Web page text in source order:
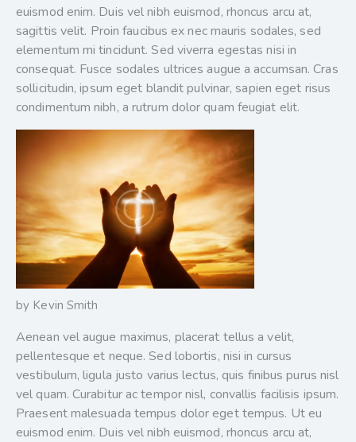
euismod enim. Duis vel nibh euismod, rhoncus arcu at,
sagittis velit. Proin faucibus ex nec mauris sodales, sed
elementum mi tincidunt. Sed viverra egestas nisi in
consequat. Fusce sodales ultrices augue a accumsan. Cras
sollicitudin, ipsum eget blandit pulvinar, sapien eget risus
condimentum nibh, a rutrum dolor quam feugiat elit.
by Kevin Smith
Aenean vel augue maximus, placerat tellus a velit,
pellentesque et neque. Sed lobortis, nisi in cursus
vestibulum, ligula justo varius lectus, quis finibus purus nisl
vel quam. Curabitur ac tempor nisl, convallis facilisis ipsum.
Praesent malesuada tempus dolor eget tempus. Ut eu
euismod enim. Duis vel nibh euismod, rhoncus arcu at,